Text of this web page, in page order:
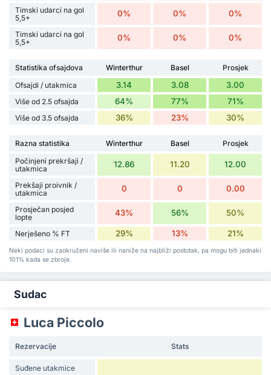
Timski udarci na gol
5,5+
0% 0% 0%
Timski udarci na gol
5,5+
0% 0% 0%
Statistika ofsajdova Winterthur Basel
Prosjek
Ofsajdi / utakmica
3.14 3.08 3.00
Više od 2.5 ofsajda 64% 77% 71%
Više od 3.5 ofsajda 36% 23% 30%
Razna statistika Winterthur Basel
Prosjek
Počinjeni prekršaji /
utakmica
12.86 11.20 12.00
Prekšaji proivnik /
utakmica
0 0 0.00
Prosječan posjed
lopte
43% 56% 50%
Nerješeno % FT 29% 13% 21%
Neki podaci su zaokruženi naviše ili naniže na najbliži postotak, pa mogu biti jednaki
101% kada se zbroje.
Sudac
Luca Piccolo
Rezervacije Stats
Suđene utakmice